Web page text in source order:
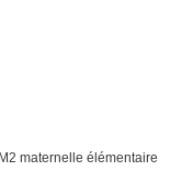
maternelle élémentaire